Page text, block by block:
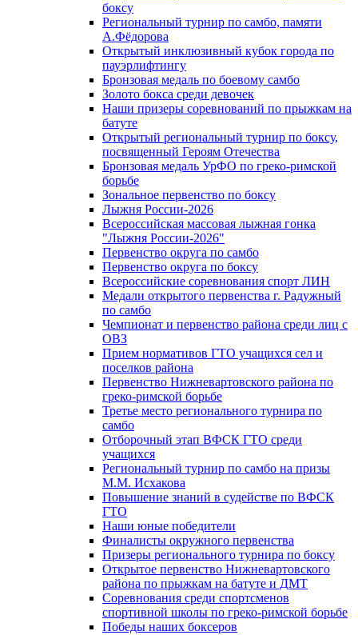
боксу
Региональный турнир по самбо, памяти
А.Фёдорова
Открытый инклюзивный кубок города по
пауэрлифтингу
Бронзовая медаль по боевому самбо
Золото бокса среди девочек
Наши призеры соревнований по прыжкам на
батуте
Открытый региональный турнир по боксу,
посвященный Героям Отечества
Бронзовая медаль УрФО по греко-римской
борьбе
Зональное первенство по боксу
Лыжня России-2026
Всероссийская массовая лыжная гонка
"Лыжня России-2026"
Первенство округа по самбо
Первенство округа по боксу
Всероссийские соревнования спорт ЛИН
Медали открытого первенства г. Радужный
по самбо
Чемпионат и первенство района среди лиц с
ОВЗ
Прием нормативов ГТО учащихся сел и
поселков района
Первенство Нижневартовского района по
греко-римской борьбе
Третье место регионального турнира по
самбо
Отборочный этап ВФСК ГТО среди
учащихся
Региональный турнир по самбо на призы
М.М. Исхакова
Повышение знаний в судействе по ВФСК
ГТО
Наши юные победители
Финалисты окружного первенства
Призеры регионального турнира по боксу
Открытое первенство Нижневартовского
района по прыжкам на батуте и ДМТ
Соревнования среди спортсменов
спортивной школы по греко-римской борьбе
Победы наших боксеров